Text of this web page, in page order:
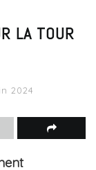
LA TOUR
2024